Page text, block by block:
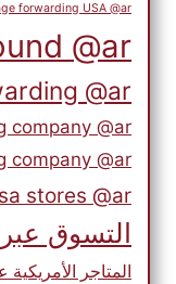
forwarding USA @ar
@ar
@ar
company @ar
company @ar
stores @ar
التسوق عبر
المتاجر الأمريكية